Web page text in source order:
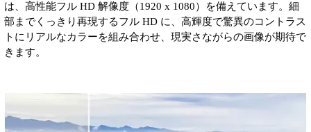
は、高性能フル HD 解像度（1920 x 1080）を備えています。細
部までくっきり再現するフル HD に、高輝度で驚異のコントラス
トにリアルなカラーを組み合わせ、現実さながらの画像が期待で
きます。